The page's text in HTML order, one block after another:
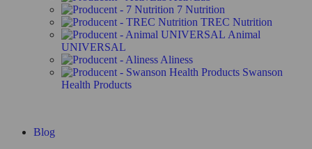
7 Nutrition
TREC Nutrition
Animal
UNIVERSAL
Aliness
Swanson
Health Products
Blog